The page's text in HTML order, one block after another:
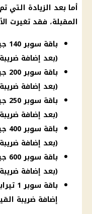
أما بعد الزيادة التي
المقبلة، فقد تغيرت
(بعد إضافة
(بعد إضافة
(بعد إضافة
(بعد إضافة
(بعد إضافة
إضافة ضريبة